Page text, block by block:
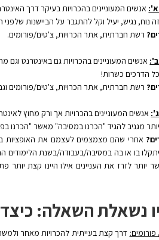
א': אנשים המעוניינים בהכרויות בעיקר דרך
נוח, נגיש, יעיל וקל להתגבר על הביישנות שלפני
רשת חברתית, אתר הכרויות, צ'טים/פורומים.
אנשים המעוניינים בהכרויות גם באינטרנט וגם
כל הדרכים כשרות!
רשת חברתית, אתר הכרויות, צ'טים/פורומים
אנשים המעוניינים בהכרויות אך ורק מחוץ
מגניב להגיד "הכרנו במסיבה" מאשר "הכרנו
אחרי שהם מצמצמים לעצמם את האופציות
בו או בה במסיבה/בעבודה/בשנת הלימודים
נשאלת השאלה:
דרך קצת בעייתית להכרויות מאחר